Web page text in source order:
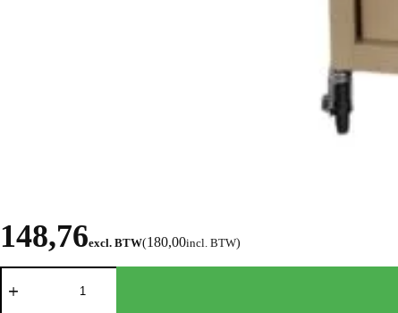
148,76excl. BTW(180,00incl. BTW)